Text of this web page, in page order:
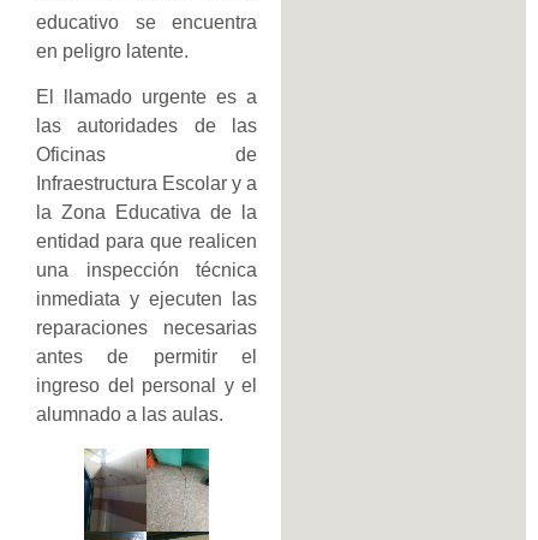
educativo se encuentra
en peligro latente.
El llamado urgente es a
las autoridades de las
Oficinas de
Infraestructura Escolar y a
la Zona Educativa de la
entidad para que realicen
una inspección técnica
inmediata y ejecuten las
reparaciones necesarias
antes de permitir el
ingreso del personal y el
alumnado a las aulas.